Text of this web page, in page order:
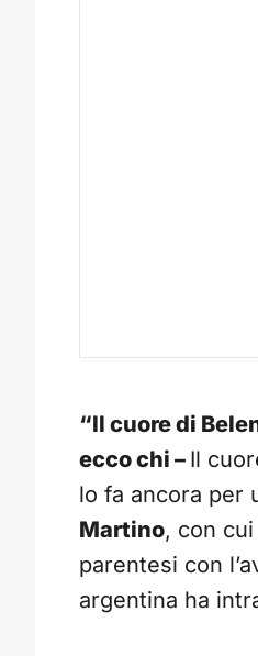
“Il cuore di
ecco chi – Il
lo fa ancora per
Martino, con
parentesi con
argentina ha